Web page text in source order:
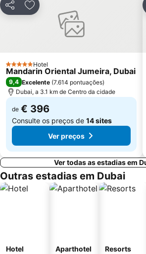
The Dubai Fountain
Wild
Souk Madinat Jumeirah
Dubai Investment Park
Dubai
Union Metro Station
Oud
PartilharAdicionar aos favoritos
5 EstrelasHotel
Mandarin Oriental Jumeira, Dubai
9,4 Excelente (7.614 pontuações)
Dubai, a 3.1 km de Centro da cidade
de € 396
Consulte os preços de 14 sites
Ver preços
Ver todas as estadias em
Outras estadias em Dubai
Hotel Aparthotel Resorts